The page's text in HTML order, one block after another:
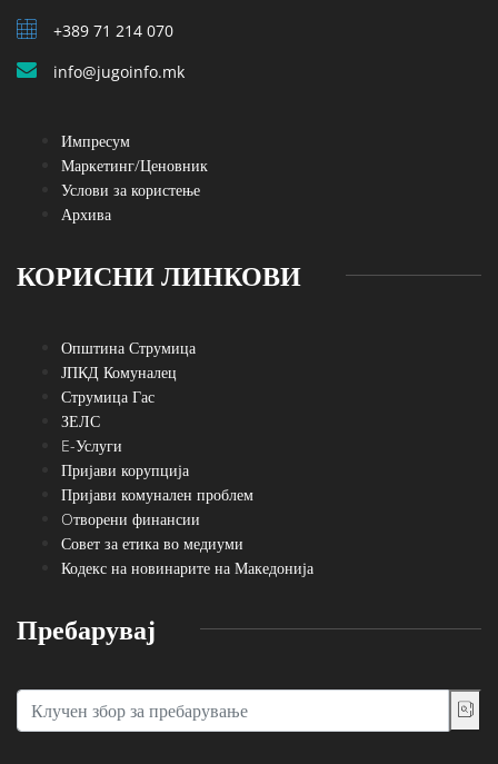
+389 71 214 070
info@jugoinfo.mk
Импресум
Маркетинг/Ценовник
Услови за користење
Архива
КОРИСНИ ЛИНКОВИ
Општина Струмица
ЈПКД Комуналец
Струмица Гас
ЗЕЛС
E-Услуги
Пријави корупција
Пријави комунален проблем
Oтворени финансии
Совет за етика во медиуми
Кодекс на новинарите на Македонија
Пребарувај